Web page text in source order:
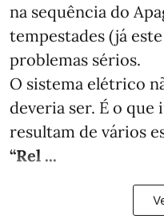
na sequência do
tempestades (já
problemas sérios.
O sistema elétrico
deveria ser. É o que
resultam de vários
“Rel ...